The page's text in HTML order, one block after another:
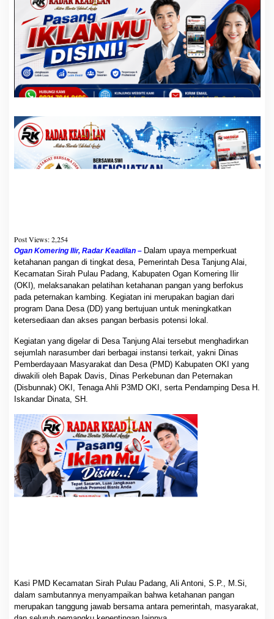
A
l
a
i
L
a
k
s
a
a
n
P
e
K
e
t
a
h
a
n
n
P
a
n
g
a
B
e
r
f
o
k
u
s
k
a
n
Post Views: 2,254
Ogan Komering Ilir, Radar Keadilan – Dalam upaya memperkuat
ketahanan pangan di tingkat desa, Pemerintah Desa Tanjung Alai,
Kecamatan Sirah Pulau Padang, Kabupaten Ogan Komering Ilir
(OKI), melaksanakan pelatihan ketahanan pangan yang berfokus
pada peternakan kambing. Kegiatan ini merupakan bagian dari
program Dana Desa (DD) yang bertujuan untuk meningkatkan
ketersediaan dan akses pangan berbasis potensi lokal.
Kegiatan yang digelar di Desa Tanjung Alai tersebut menghadirkan
sejumlah narasumber dari berbagai instansi terkait, yakni Dinas
Pemberdayaan Masyarakat dan Desa (PMD) Kabupaten OKI yang
diwakili oleh Bapak Davis, Dinas Perkebunan dan Peternakan
(Disbunnak) OKI, Tenaga Ahli P3MD OKI, serta Pendamping Desa H.
Iskandar Dinata, SH.
Kasi PMD Kecamatan Sirah Pulau Padang, Ali Antoni, S.P., M.Si,
dalam sambutannya menyampaikan bahwa ketahanan pangan
merupakan tanggung jawab bersama antara pemerintah, masyarakat,